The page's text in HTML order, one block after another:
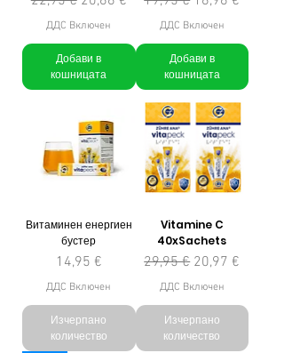
ДДС Включен
Добави в
кошницата
ДДС Включен
Добави в
кошницата
Витаминен енергиен
бустер
Цена
14,95 €
ДДС Включен
Изчерпано
количество
Vitamine C
40xSachets
Редовна цена
29,95 € Продажна цена
20,97 €
ДДС Включен
Изчерпано
количество